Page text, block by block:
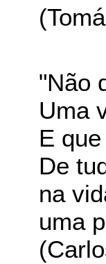
"Não
Uma
E
De
na
uma